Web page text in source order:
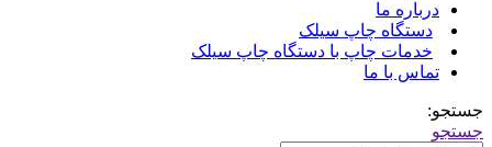
درباره ما
دستگاه چاپ سیلک
خدمات چاپ با دستگاه چاپ سیلک
تماس با ما
جستجو:
جستجو